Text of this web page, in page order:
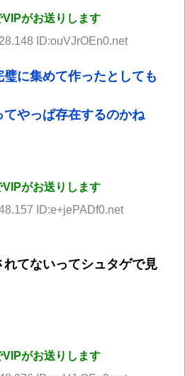
がお送りします
ID:ouVJrOEn0.net
に集めて作ったとしても
やっぱ存在するのかね
がお送りします
ID:e+jePADf0.net
てないってシュタゲで見
がお送りします